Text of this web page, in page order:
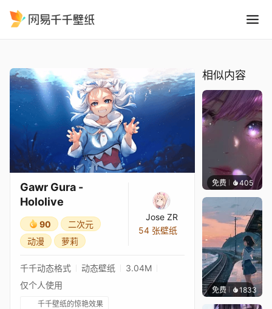
Gawr Gura -
Hololive
90
二次元
动漫
萝莉
Jose ZR
54 张壁纸
千千动态格式 动态壁纸
3.04M
仅个人使用
千千壁纸的惊艳效果
相似内容
免费 405辰东
免费 1833辰东